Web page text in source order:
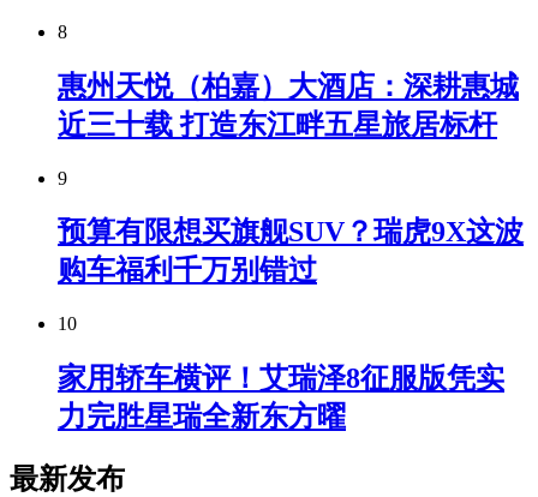
8
惠州天悦（柏嘉）大酒店：深耕惠城
近三十载 打造东江畔五星旅居标杆
9
预算有限想买旗舰SUV？瑞虎9X这波
购车福利千万别错过
10
家用轿车横评！艾瑞泽8征服版凭实
力完胜星瑞全新东方曜
最新发布